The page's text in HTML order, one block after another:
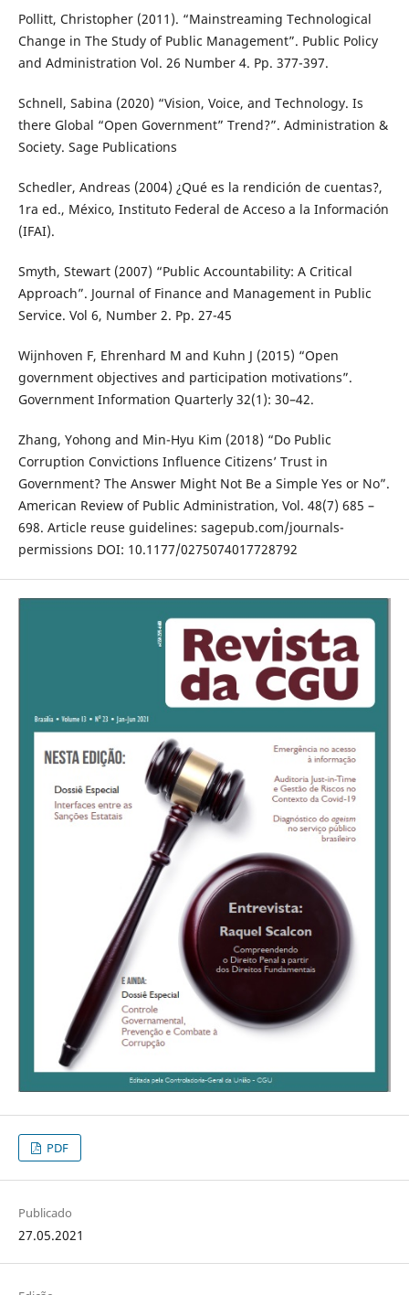
Pollitt, Christopher (2011). “Mainstreaming Technological
Change in The Study of Public Management”. Public Policy
and Administration Vol. 26 Number 4. Pp. 377-397.
Schnell, Sabina (2020) “Vision, Voice, and Technology. Is
there Global “Open Government” Trend?”. Administration &
Society. Sage Publications
Schedler, Andreas (2004) ¿Qué es la rendición de cuentas?,
1ra ed., México, Instituto Federal de Acceso a la Información
(IFAI).
Smyth, Stewart (2007) “Public Accountability: A Critical
Approach”. Journal of Finance and Management in Public
Service. Vol 6, Number 2. Pp. 27-45
Wijnhoven F, Ehrenhard M and Kuhn J (2015) “Open
government objectives and participation motivations”.
Government Information Quarterly 32(1): 30–42.
Zhang, Yohong and Min-Hyu Kim (2018) “Do Public
Corruption Convictions Influence Citizens’ Trust in
Government? The Answer Might Not Be a Simple Yes or No”.
American Review of Public Administration, Vol. 48(7) 685 –
698. Article reuse guidelines: sagepub.com/journals-
permissions DOI: 10.1177/0275074017728792
PDF
Publicado
27.05.2021